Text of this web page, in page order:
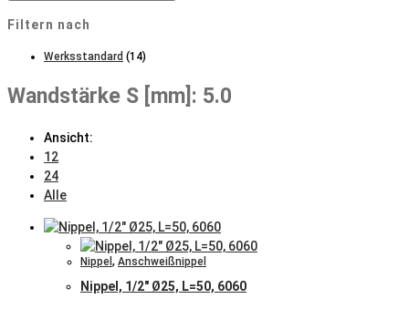
Filtern nach
Werksstandard (14)
Wandstärke S [mm]: 5.0
Ansicht:
12
24
Alle
Nippel , Anschweißnippel
Nippel, 1/2″ Ø25, L=50, 6060